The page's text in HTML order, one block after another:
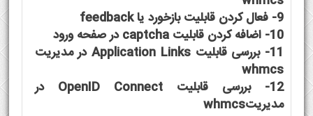
9- فعال کردن قابلیت بازخورد یا feedback
10- اضافه کردن قابلیت captcha در صفحه ورود
11- بررسی قابلیت Application Links در مدیریت
whmcs
12- بررسی قابلیت OpenID Connect در
مدیریتwhmcs